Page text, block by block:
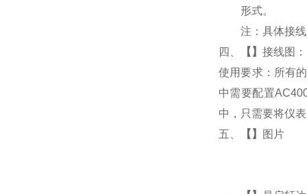
形式。
注：具体接
四、
【】 接线图
使用要求：所有
中需要配置
中，只需要将仪
五、
【】 图片